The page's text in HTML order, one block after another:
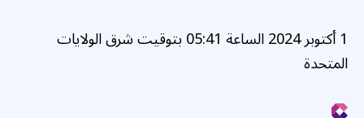
1 أكتوبر 2024 الساعة 05:41 بتوقيت شرق الولايات
المتحدة